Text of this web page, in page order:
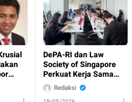
DePA-RI dan Law
Society of Singapore
Perkuat Kerja Sama
Hukum, Bahas Investasi
hingga Kejahatan
Redaksi